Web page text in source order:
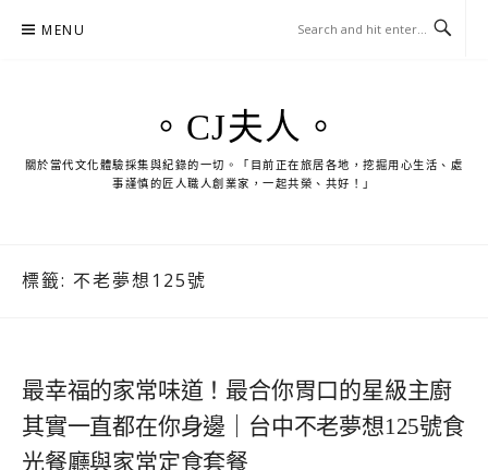
MENU
。CJ夫人。
關於當代文化體驗採集與紀錄的一切。「目前正在旅居各地，挖掘用心生活、處
事謹慎的匠人職人創業家，一起共榮、共好！」
標籤: 不老夢想125號
最幸福的家常味道！最合你胃口的星級主廚
其實一直都在你身邊｜台中不老夢想125號食
光餐廳與家常定食套餐